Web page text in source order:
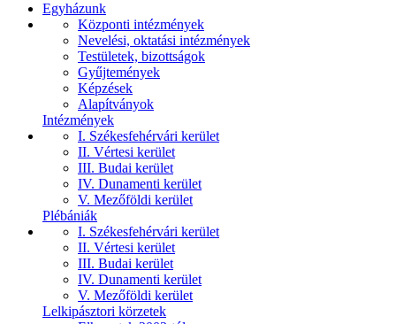
Egyházunk
Központi intézmények
Nevelési, oktatási intézmények
Testületek, bizottságok
Gyűjtemények
Képzések
Alapítványok
Intézmények
I. Székesfehérvári kerület
II. Vértesi kerület
III. Budai kerület
IV. Dunamenti kerület
V. Mezőföldi kerület
Plébániák
I. Székesfehérvári kerület
II. Vértesi kerület
III. Budai kerület
IV. Dunamenti kerület
V. Mezőföldi kerület
Lelkipásztori körzetek